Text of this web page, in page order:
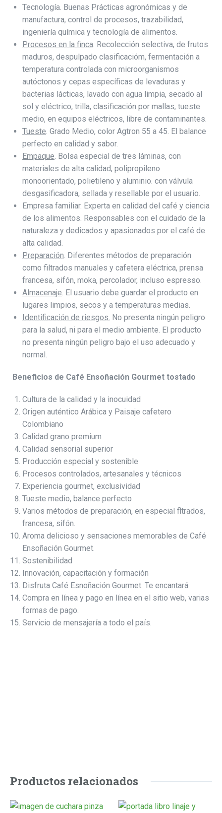
Tecnología. Buenas Prácticas agronómicas y de
manufactura, control de procesos, trazabilidad,
ingeniería química y tecnología de alimentos.
Procesos en la finca. Recolección selectiva, de frutos
maduros, despulpado clasificacióm, fermentación a
temperatura controlada con microorganismos
autóctonos y cepas específicas de levaduras y
bacterias lácticas, lavado con agua limpia, secado al
sol y eléctrico, trilla, clasificación por mallas, tueste
medio, en equipos eléctricos, libre de contaminantes.
Tueste. Grado Medio, color Agtron 55 a 45. El balance
perfecto en calidad y sabor.
Empaque. Bolsa especial de tres láminas, con
materiales de alta calidad, polipropileno
monoorientado, polietileno y aluminio. con válvula
desgasificadora, sellada y resellable por el usuario.
Empresa familiar. Experta en calidad del café y ciencia
de los alimentos. Responsables con el cuidado de la
naturaleza y dedicados y apasionados por el café de
alta calidad.
Preparación. Diferentes métodos de preparación
como filtrados manuales y cafetera eléctrica, prensa
francesa, sifón, moka, percolador, incluso espresso.
Almacenaje. El usuario debe guardar el producto en
lugares limpios, secos y a temperaturas medias.
Identificación de riesgos. No presenta ningún peligro
para la salud, ni para el medio ambiente. El producto
no presenta ningún peligro bajo el uso adecuado y
normal.
Beneficios de Café Ensoñación Gourmet tostado
Cultura de la calidad y la inocuidad
Origen auténtico Arábica y Paisaje cafetero
Colombiano
Calidad grano premium
Calidad sensorial superior
Producción especial y sostenible
Procesos controlados, artesanales y técnicos
Experiencia gourmet, exclusividad
Tueste medio, balance perfecto
Varios métodos de preparación, en especial fltrados,
francesa, sifón.
Aroma delicioso y sensaciones memorables de Café
Ensoñación Gourmet.
Sostenibilidad
Innovación, capacitación y formación
Disfruta Café Esnoñación Gourmet. Te encantará
Compra en línea y pago en línea en el sitio web, varias
formas de pago.
Servicio de mensajería a todo el país.
Productos relacionados